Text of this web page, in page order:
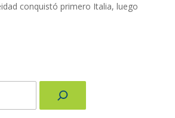
conquistó primero Italia, luego